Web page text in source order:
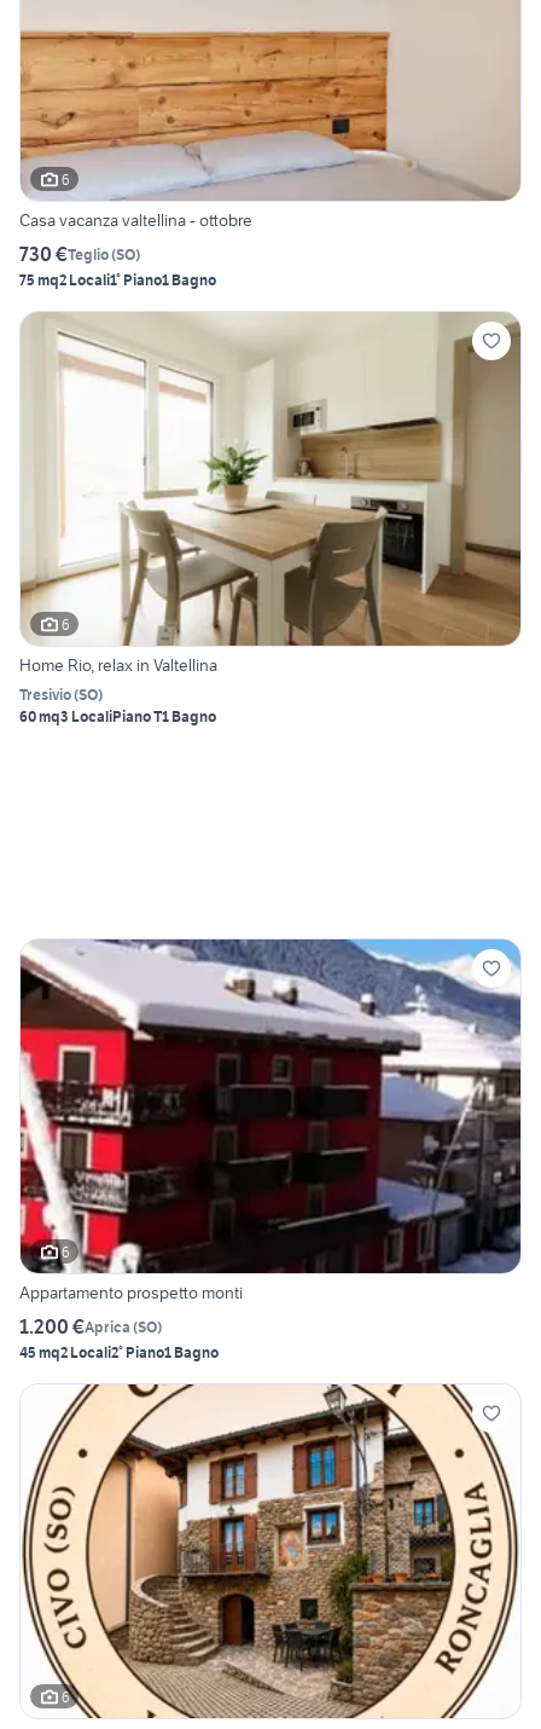
6
Casa vacanza valtellina - ottobre
730 €Teglio(SO)
75 mq2 Locali1° Piano1 Bagno
6
Home Rio, relax in Valtellina
Tresivio(SO)
60 mq3 LocaliPiano T1 Bagno
6
Appartamento prospetto monti
1.200 €Aprica (SO)
45 mq2 Locali2° Piano1 Bagno
6